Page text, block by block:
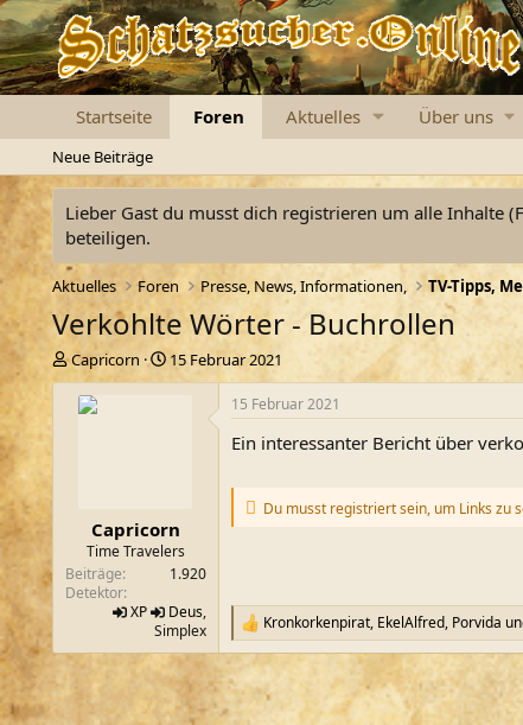
Startseite Foren Aktuelles Über uns
Neue Beiträge
Lieber Gast du musst dich registrieren um alle Inhalte
beteiligen.
Aktuelles Foren Presse, News, Informationen,
Verkohlte Wörter - Buchrollen
E
r
Capricorn
E
r
a
m
15 Februar 2021
Capricorn
Time Travelers
Beiträge
1.920
Detektor
XP
Deus,
Simplex
15 Februar 2021
Ein interessanter Bericht über
Du musst registriert sein, um Links zu
R
e
a
k
t
Kronkorkenpirat, EkelAlfred, Porvida